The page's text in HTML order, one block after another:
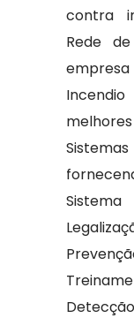
contra
Rede